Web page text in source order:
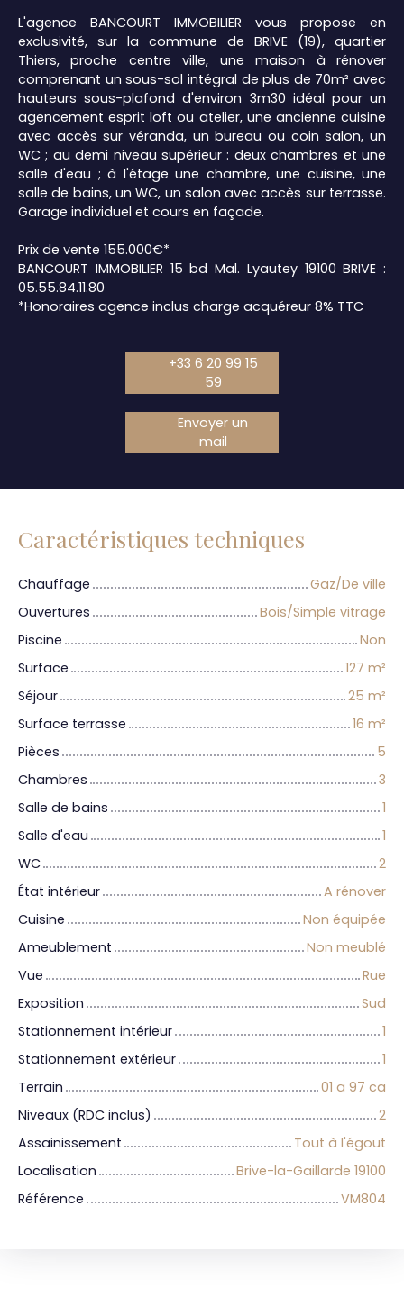
L'agence BANCOURT IMMOBILIER vous propose en
exclusivité, sur la commune de BRIVE (19), quartier
Thiers, proche centre ville, une maison à rénover
comprenant un sous-sol intégral de plus de 70m² avec
hauteurs sous-plafond d'environ 3m30 idéal pour un
agencement esprit loft ou atelier, une ancienne cuisine
avec accès sur véranda, un bureau ou coin salon, un
WC ; au demi niveau supérieur : deux chambres et une
salle d'eau ; à l'étage une chambre, une cuisine, une
salle de bains, un WC, un salon avec accès sur terrasse.
Garage individuel et cours en façade.
Prix de vente 155.000€*
BANCOURT IMMOBILIER 15 bd Mal. Lyautey 19100 BRIVE :
05.55.84.11.80
*Honoraires agence inclus charge acquéreur 8% TTC
+33 6 20 99 15
59
Envoyer un
mail
Caractéristiques techniques
Chauffage
Gaz/De ville
Ouvertures
Bois/Simple vitrage
Piscine
Non
Surface
127 m²
Séjour
25 m²
Surface terrasse
16 m²
Pièces
5
Chambres
3
Salle de bains
1
Salle d'eau
1
WC
2
État intérieur
A rénover
Cuisine
Non équipée
Ameublement
Non meublé
Vue
Rue
Exposition
Sud
Stationnement intérieur
1
Stationnement extérieur
1
Terrain
01 a 97 ca
Niveaux (RDC inclus)
2
Assainissement
Tout à l'égout
Localisation
Brive-la-Gaillarde 19100
Référence
VM804